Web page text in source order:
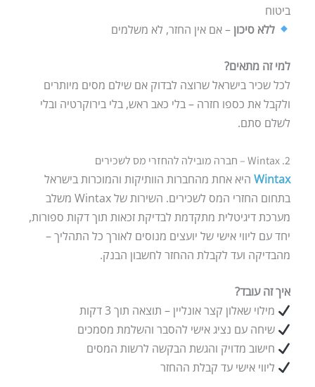
ביטוח
ללא סיכון – אם אין החזר, לא משלמים
למי זה מתאים?
לכל שכיר בישראל שרוצה לבדוק אם שילם מסים מיותרים
ולקבל את כספו חזרה – בלי כאב ראש, בלי בירוקרטיה ובלי
לשלם סתם.
2. Wintax – חברה מובילה להחזרי מס לשכירים
Wintax היא אחת מהחברות הוותיקות והמוכרות בישראל
בתחום החזרי המס לשכירים. השירות של Wintax משלב
מערכת דיגיטלית מתקדמת לבדיקת זכאות תוך דקות ספורות,
יחד עם ליווי אישי של יועצים מנוסים לאורך כל התהליך –
מהבדיקה ועד לקבלת ההחזר לחשבון הבנק.
איך זה עובד?
מילוי שאלון קצר אונליין – תוצאה תוך 3 דקות
שיחה עם נציג אישי להסבר והשלמת מסמכים
חישוב מדויק והגשת הבקשה לרשות המסים
ליווי אישי עד קבלת ההחזר